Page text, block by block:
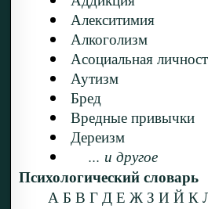
Алекситимия
Алкоголизм
Асоциальная
Аутизм
Бред
Вредные привычки
Дереизм
... и другое
Психологический словарь
А Б В Г Д Е Ж З И Й К